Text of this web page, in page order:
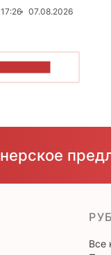
17:26 07.08.2026
Все